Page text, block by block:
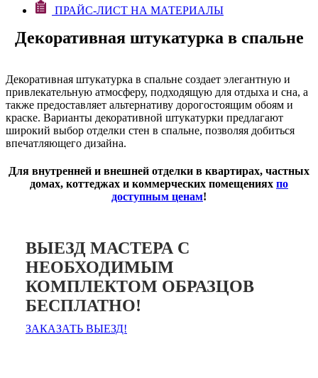
ПРАЙС-ЛИСТ НА МАТЕРИАЛЫ
Декоративная штукатурка в спальне
Декоративная штукатурка в спальне создает элегантную и
привлекательную атмосферу, подходящую для отдыха и сна, а
также предоставляет альтернативу дорогостоящим обоям и
краске. Варианты декоративной штукатурки предлагают
широкий выбор отделки стен в спальне, позволяя добиться
впечатляющего дизайна.
Для внутренней и внешней отделки в квартирах, частных
домах, коттеджах и коммерческих помещениях по
доступным ценам!
ВЫЕЗД МАСТЕРА С
НЕОБХОДИМЫМ
КОМПЛЕКТОМ ОБРАЗЦОВ
БЕСПЛАТНО!
ЗАКАЗАТЬ ВЫЕЗД!